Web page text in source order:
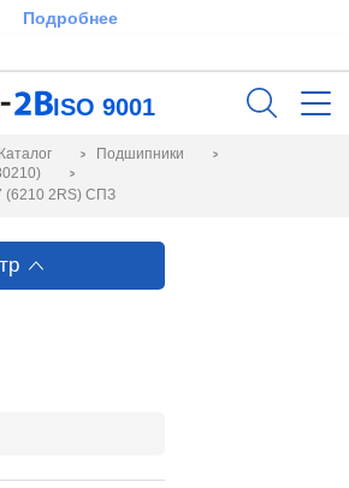
Подробнее
ISO 9001
Каталог
Подшипники
(6210 2RS) СПЗ